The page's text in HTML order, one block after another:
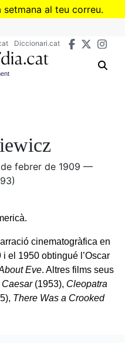
al teu correu.
de Divulcat
Diccionari.cat
de febrer de 1909 —
cinematogràfica en
el 1950 obtingué l’Oscar
Eve. Altres films seus
(1953), Cleopatra
There Was a Crooked